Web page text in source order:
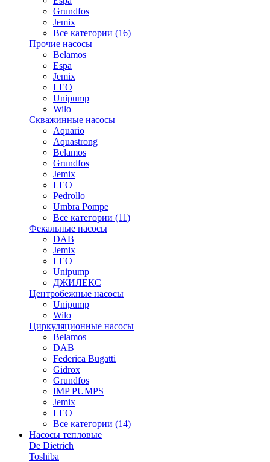
Grundfos
Jemix
Все категории (16)
Прочие насосы
Belamos
Espa
Jemix
LEO
Unipump
Wilo
Скважинные насосы
Aquario
Aquastrong
Belamos
Grundfos
Jemix
LEO
Pedrollo
Umbra Pompe
Все категории (11)
Фекальные насосы
DAB
Jemix
LEO
Unipump
ДЖИЛЕКС
Центробежные насосы
Unipump
Wilo
Циркуляционные насосы
Belamos
DAB
Federica Bugatti
Gidrox
Grundfos
IMP PUMPS
Jemix
LEO
Все категории (14)
Насосы тепловые
De Dietrich
Toshiba